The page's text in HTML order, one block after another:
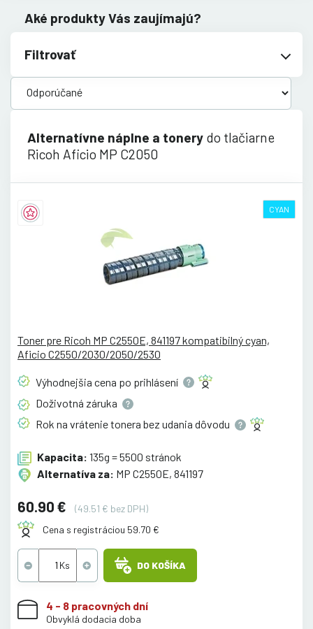
Aké produkty Vás zaujímajú?
Filtrovať
Alternatívne náplne a tonery do tlačiarne
Ricoh Aficio MP C2050
CYAN
Toner pre Ricoh MP C2550E, 841197 kompatibilný cyan,
Aficio C2550/2030/2050/2530
Výhodnejšia cena po prihlásení
Doživotná záruka
Rok na vrátenie tonera bez udania dôvodu
Kapacita: 135g = 5500 stránok
Alternatíva za: MP C2550E, 841197
60.90 €
(49.51 € bez DPH)
Cena s registráciou 59.70 €
DO KOŠÍKA
4 - 8 pracovných dní
Obvyklá dodacia doba